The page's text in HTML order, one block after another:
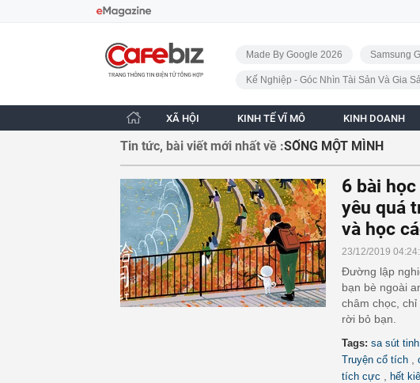
CafeBiz - Trang chủ
Made By Google 2026
Samsung
Kế Nghiệp - Góc Nhìn Tài Sản Và Gia
XÃ HỘI KINH TẾ VĨ MÔ KINH DOANH
Tin tức, bài viết mới nhất về :SỐNG MỘT MÌNH
6 bài
yêu quá
và học
23/12/2019
Đường lập
bạn bè ngoài
châm chọc,
rời bỏ bạn.
Tags: sa sút
Truyện cổ tích
tích cực
hết